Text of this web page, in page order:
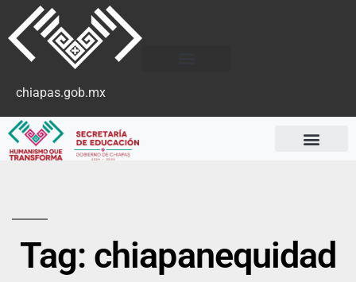
chiapas.gob.mx
Tag: chiapanequidad